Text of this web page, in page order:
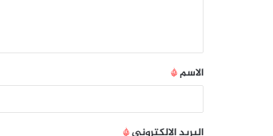
الاسم*